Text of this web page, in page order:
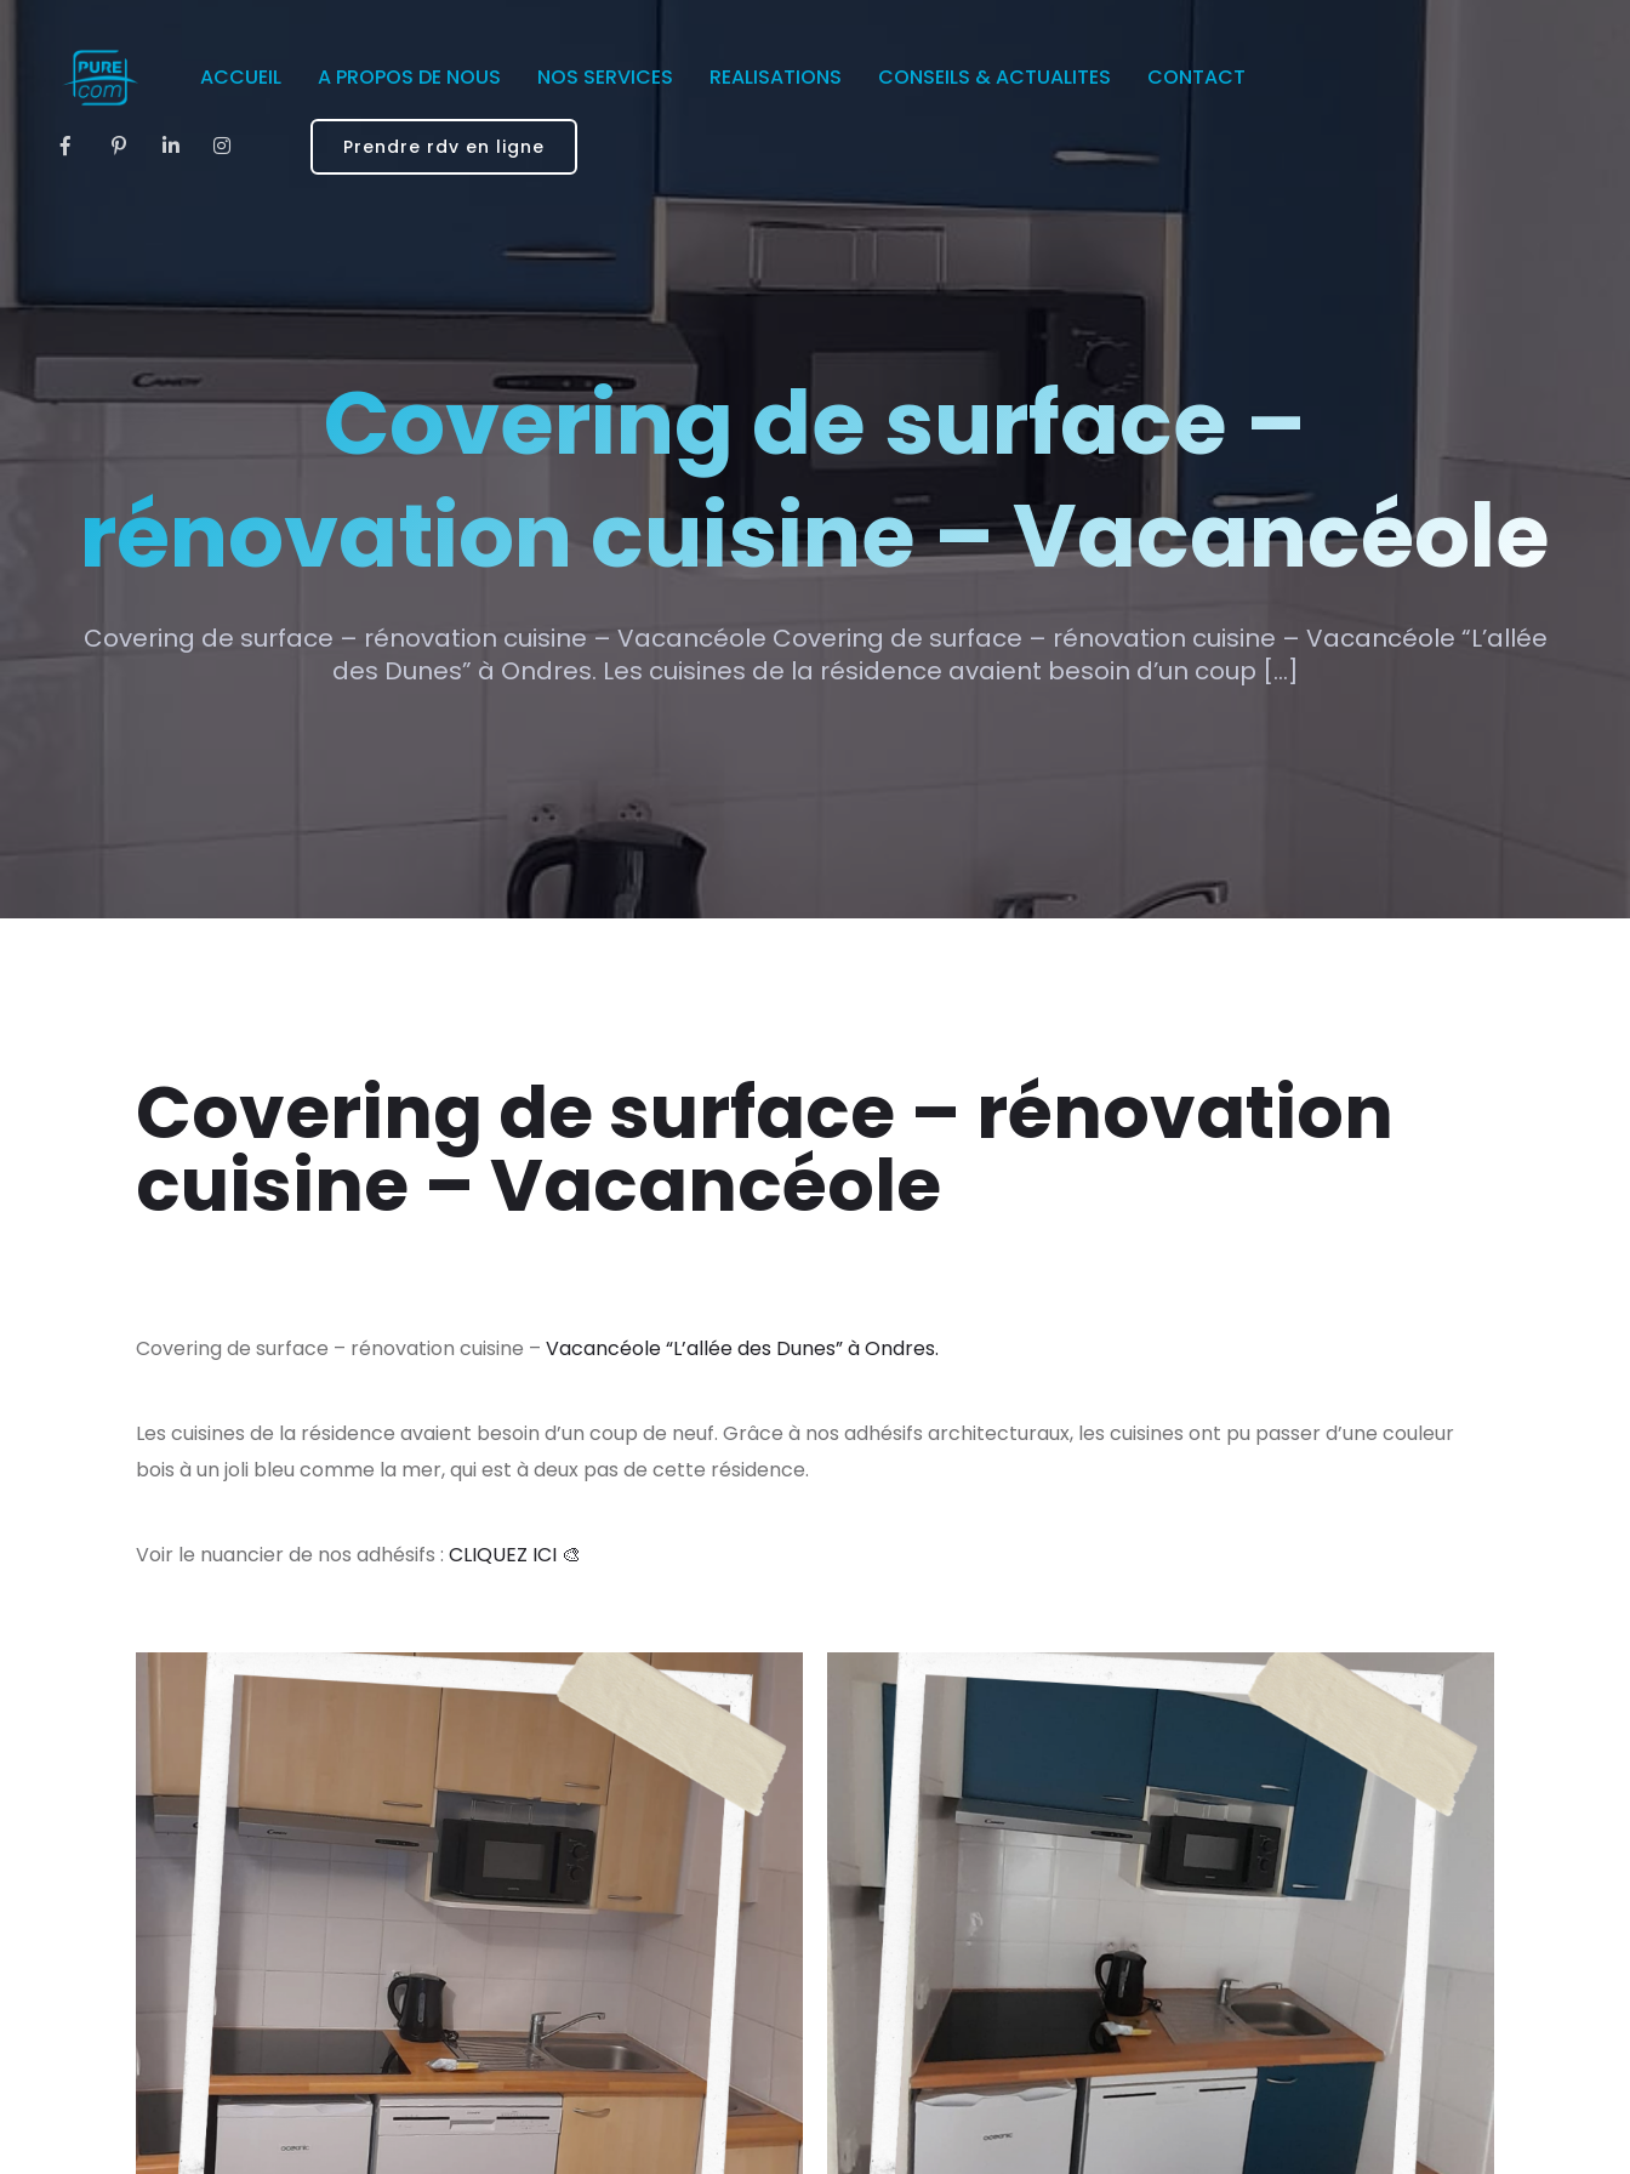
ACCUEIL A PROPOS DE NOUS NOS SERVICES REALISATIONS CONSEILS & ACTUALITES CONTACT
Prendre rdv en ligne
Covering de surface –
rénovation cuisine – Vacancéole
Covering de surface – rénovation cuisine – Vacancéole Covering de surface – rénovation cuisine – Vacancéole “L’allée
des Dunes” à Ondres. Les cuisines de la résidence avaient besoin d’un coup […]
Covering de surface – rénovation
cuisine – Vacancéole
Covering de surface – rénovation cuisine – Vacancéole “L’allée des Dunes” à Ondres.
Les cuisines de la résidence avaient besoin d’un coup de neuf. Grâce à nos adhésifs architecturaux, les cuisines ont pu passer d’une couleur
bois à un joli bleu comme la mer, qui est à deux pas de cette résidence.
Voir le nuancier de nos adhésifs : CLIQUEZ ICI 🎨